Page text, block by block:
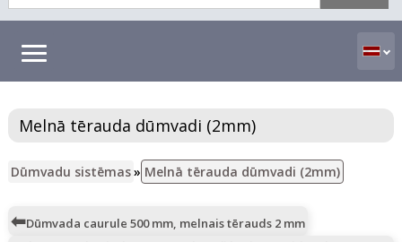
Melnā tērauda dūmvadi (2mm)
Dūmvadu sistēmas» Melnā tērauda dūmvadi (2mm)
Dūmvada caurule 500 mm, melnais tērauds 2 mm